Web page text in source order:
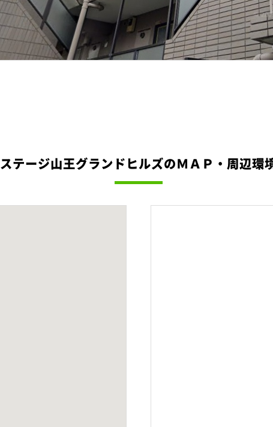
ステージ山王グランドヒルズのＭＡＰ・周辺環